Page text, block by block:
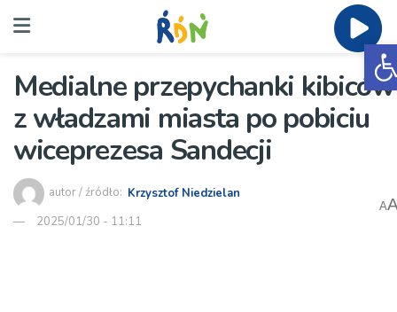
Medialne przepychanki kibiców
z władzami miasta po pobiciu
wiceprezesa Sandecji
autor / źródło: Krzysztof Niedzielan
2025/01/30 - 11:11
A